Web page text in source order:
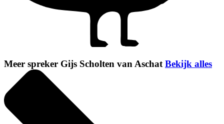
Meer spreker Gijs Scholten van Aschat Bekijk alles